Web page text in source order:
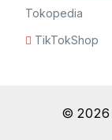
Tokopedia
TikTokShop
© 2026